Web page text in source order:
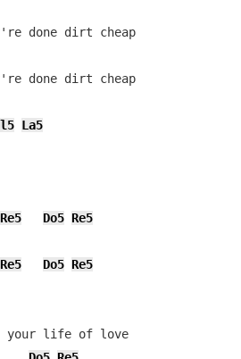
done dirt cheap
done dirt cheap
La5
Re5 Do5 Re5
Re5 Do5 Re5
your life of love